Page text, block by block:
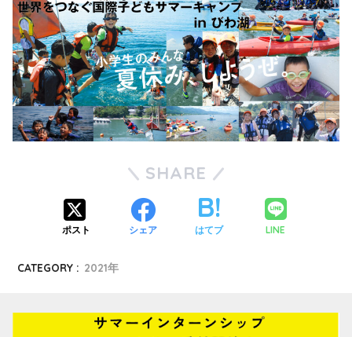
SHARE
ポスト シェア はてブ LINE
CATEGORY : 2021年